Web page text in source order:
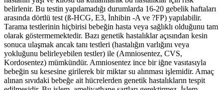
belirlenir. Bu testin yapılamadığı durumlarda 16-20 gebelik haftaları
arasında dörtlü test (ß-HCG, E3, İnhibin -A ve ?FP) yapılabilir.
Tarama testlerinin hiçbirisi bebeğin hasta veya sağlıklı olduğunu tam
olarak göstermemektedir. Bazı genetik hastalıklar açısından kesin
sonuca ulaşmak ancak tanı testleri (hastalığın varlığını veya
yokluğunu belirleyebilen testler) ile (Amniosentez, CVS,
Kordosentez) mümkündür. Amniosentez ince bir iğne vasıtasıyla
bebeğin su kesesine girilerek bir miktar su alınması işlemidir. Amaç
alınan sıvıdaki bebeğe ait hücrelerden genetik hastalıkların tespit